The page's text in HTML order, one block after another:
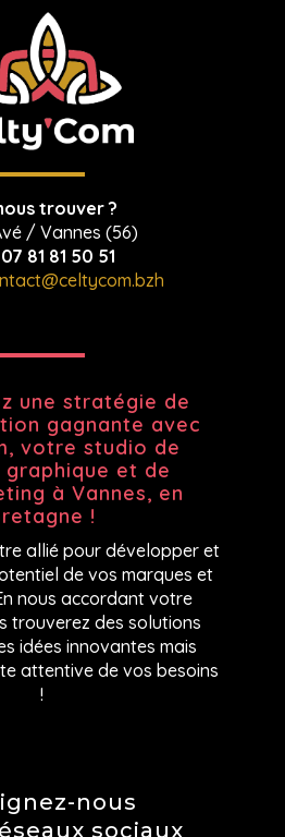
trouver ?
/ Vannes (56)
07 81 81 50 51
une stratégie de
gagnante avec
votre studio de
et de
à Vannes, en
!
allié pour développer et
de vos marques et
nous accordant votre
trouverez des solutions
idées innovantes mais
attentive de vos besoins
!
nous
sociaux